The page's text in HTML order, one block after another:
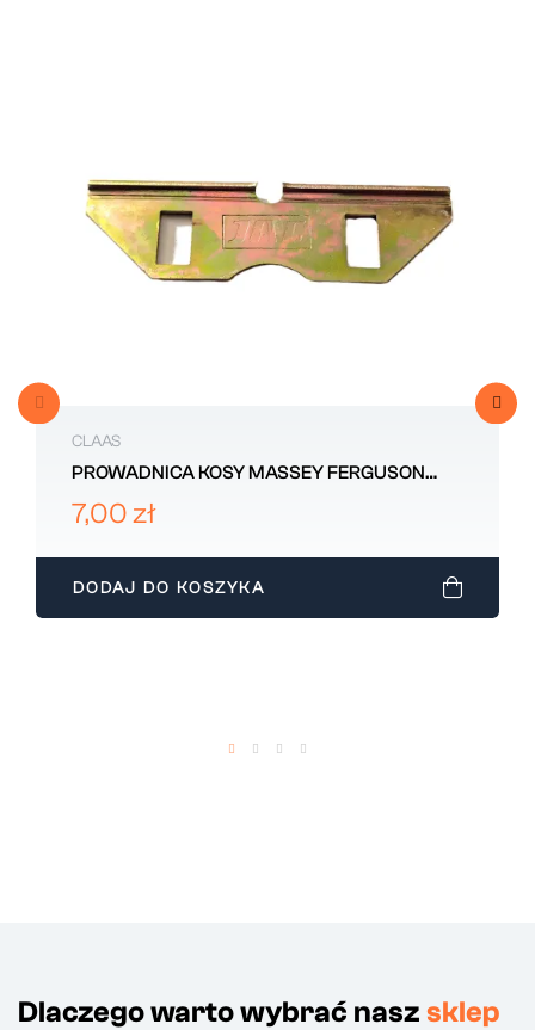
CLAAS
PROWADNICA KOSY MASSEY FERGUSON
206196M1
7,00 zł
DODAJ DO KOSZYKA
Dlaczego warto wybrać nasz sklep